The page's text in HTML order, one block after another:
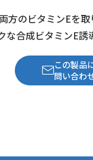
紹介・学会発表
方のビタミンEを
な合成ビタミンE誘
この製品
問い合わ